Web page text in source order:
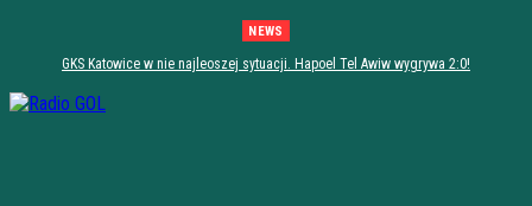
NEWS
GKS Katowice w nie najleoszej sytuacji. Hapoel Tel Awiw wygrywa 2:0!